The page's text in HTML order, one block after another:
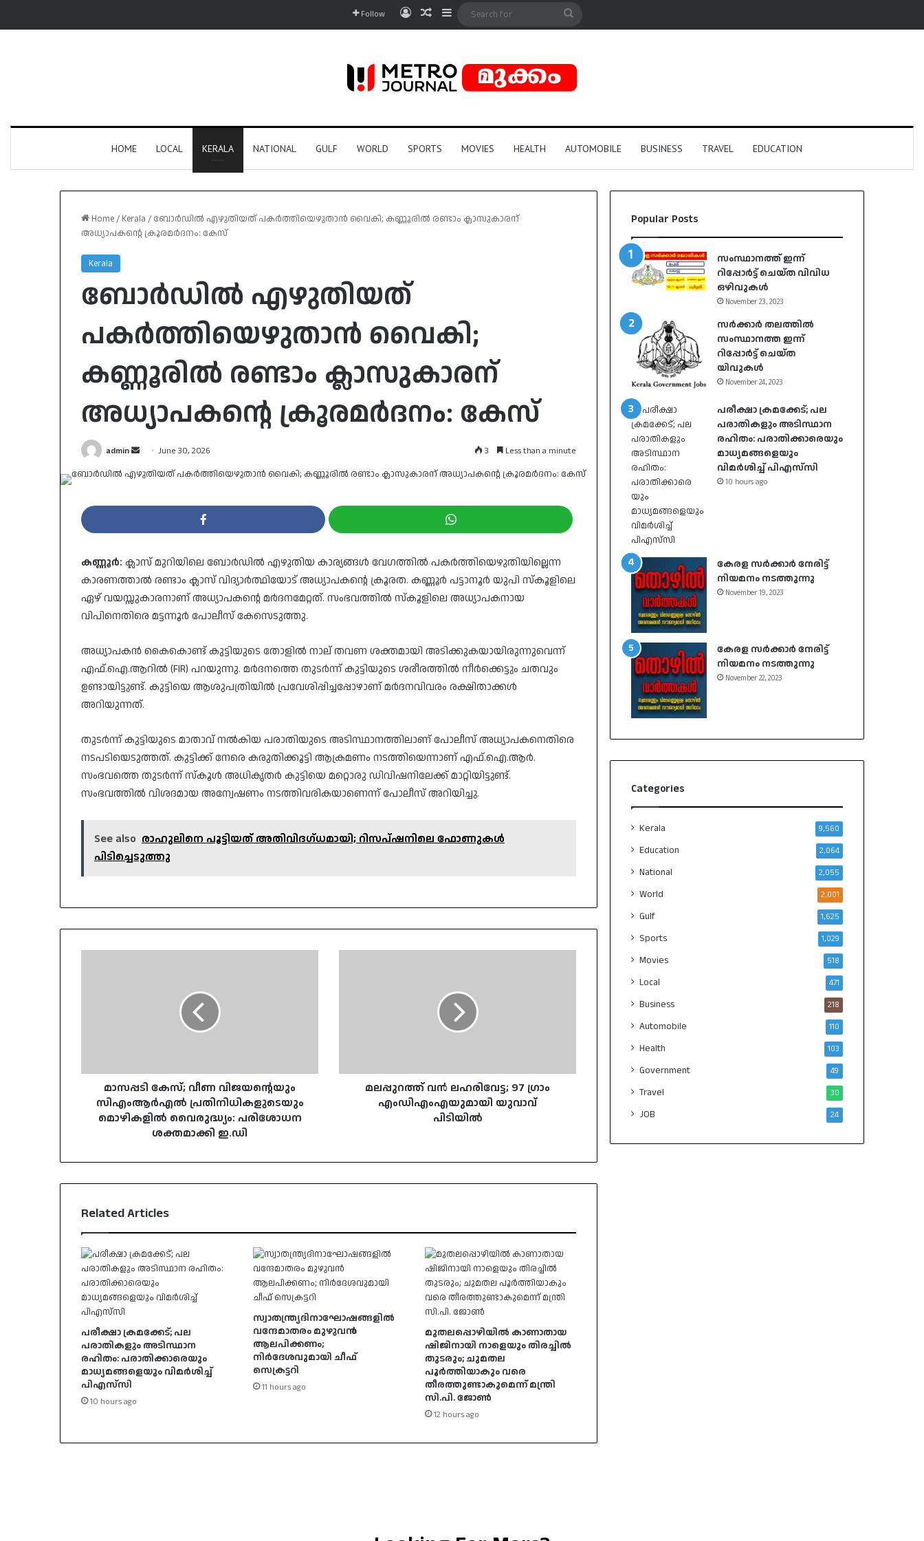
Follow Log InRandom Article
Sidebar
Search
HOME LOCAL KERALA NATIONAL GULF WORLD SPORTS MOVIES HEALTH AUTOMOBILE BUSINESS TRAVEL EDUCATION
Home/ Kerala /ബോർഡിൽ എഴുതിയത് പകർത്തിയെഴുതാൻ വൈകി; കണ്ണൂരിൽ രണ്ടാം ക്ലാസുകാരന്
അധ്യാപകന്റെ ക്രൂരമർദനം: കേസ്
Kerala
ബോർഡിൽ എഴുതിയത്
പകർത്തിയെഴുതാൻ വൈകി;
കണ്ണൂരിൽ രണ്ടാം ക്ലാസുകാരന്
അധ്യാപകന്റെ ക്രൂരമർദനം: കേസ്
admin
Send June 30, 2026 3 Less than a minute
കണ്ണൂർ: ക്ലാസ് മുറിയിലെ ബോർഡിൽ എഴുതിയ കാര്യങ്ങൾ വേഗത്തിൽ പകർത്തിയെഴുതിയില്ലെന്ന
കാരണത്താൽ രണ്ടാം ക്ലാസ് വിദ്യാർത്ഥിയോട് അധ്യാപകന്റെ ക്രൂരത. കണ്ണൂർ പട്ടാനൂർ യുപി സ്കൂളിലെ
ഏഴ് വയസ്സുകാരനാണ് അധ്യാപകന്റെ മർദനമേറ്റത്. സംഭവത്തിൽ സ്കൂളിലെ അധ്യാപകനായ
വിപിനെതിരെ മട്ടന്നൂർ പോലീസ് കേസെടുത്തു.
​അധ്യാപകൻ കൈകൊണ്ട് കുട്ടിയുടെ തോളിൽ നാല് തവണ ശക്തമായി അടിക്കുകയായിരുന്നുവെന്ന്
എഫ്.ഐ.ആറിൽ (FIR) പറയുന്നു. മർദനത്തെ തുടർന്ന് കുട്ടിയുടെ ശരീരത്തിൽ നീർക്കെട്ടും ചതവും
ഉണ്ടായിട്ടുണ്ട്. കുട്ടിയെ ആശുപത്രിയിൽ പ്രവേശിപ്പിച്ചപ്പോഴാണ് മർദനവിവരം രക്ഷിതാക്കൾ
അറിയുന്നത്.
​തുടർന്ന് കുട്ടിയുടെ മാതാവ് നൽകിയ പരാതിയുടെ അടിസ്ഥാനത്തിലാണ് പോലീസ് അധ്യാപകനെതിരെ
നടപടിയെടുത്തത്. കുട്ടിക്ക് നേരെ കരുതിക്കൂട്ടി ആക്രമണം നടത്തിയെന്നാണ് എഫ്.ഐ.ആർ.
സംഭവത്തെ തുടർന്ന് സ്കൂൾ അധികൃതർ കുട്ടിയെ മറ്റൊരു ഡിവിഷനിലേക്ക് മാറ്റിയിട്ടുണ്ട്.
സംഭവത്തിൽ വിശദമായ അന്വേഷണം നടത്തിവരികയാണെന്ന് പോലീസ് അറിയിച്ചു.
See also രാഹുലിനെ പൂട്ടിയത് അതിവിദഗ്ധമായി; റിസപ്ഷനിലെ ഫോണുകള്‍
പിടിച്ചെടുത്തു
പരിശോധന
ശക്തമാക്കി
ഇ.ഡി
മാസപ്പടി കേസ്; വീണ വിജയന്റെയും
സിഎംആർഎൽ പ്രതിനിധികളുടെയും
മൊഴികളിൽ വൈരുദ്ധ്യം: പരിശോധന
ശക്തമാക്കി ഇ.ഡി
മലപ്പുറത്ത് വൻ ലഹരിവേട്ട; 97 ഗ്രാം
എംഡിഎംഎയുമായി യുവാവ്
പിടിയിൽ
Related Articles
പരീക്ഷാ ക്രമക്കേട്; പല
പരാതികളും അടിസ്ഥാന
രഹിതം: പരാതിക്കാരെയും
മാധ്യമങ്ങളെയും വിമര്‍ശിച്ച്
പിഎസ്‌സി
10 hours ago
സ്വാതന്ത്ര്യദിനാഘോഷങ്ങളിൽ
വന്ദേമാതരം മുഴുവൻ
ആലപിക്കണം;
നിർദേശവുമായി ചീഫ്
സെക്രട്ടറി
11 hours ago
മുതലപ്പൊഴിയിൽ കാണാതായ
ഷിജിനായി നാളെയും തിരച്ചിൽ
തുടരും; ചുമതല
പൂർത്തിയാകും വരെ
തീരത്തുണ്ടാകുമെന്ന് മന്ത്രി
സി.പി. ജോൺ
12 hours ago
Popular Posts
സംസ്ഥാനത്ത് ഇന്ന്
റിപ്പോർട്ട് ചെയ്ത വിവിധ
ഒഴിവുകൾ
November 23, 2023
സർക്കാർ തലത്തിൽ
സംസ്ഥാനത്ത ഇന്ന്
റിപ്പോർട്ട് ചെയ്ത
യിവുകൾ
November 24, 2023
പരീക്ഷാ ക്രമക്കേട്; പല
പരാതികളും അടിസ്ഥാന
രഹിതം: പരാതിക്കാരെയും
മാധ്യമങ്ങളെയും
വിമര്‍ശിച്ച് പിഎസ്‌സി
10 hours ago
കേരള സർക്കാർ നേരിട്ട്
നിയമനം നടത്തുന്നു
November 19, 2023
കേരള സർക്കാർ നേരിട്ട്
നിയമനം നടത്തുന്നു
November 22, 2023
Categories
Kerala 9,560
Education 2,064
National 2,055
World 2,001
Gulf 1,625
Sports 1,029
Movies 518
Local 471
Business 218
Automobile 110
Health 103
Government 49
Travel 30
JOB 24